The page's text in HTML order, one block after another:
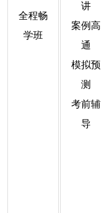
全程畅
学班
讲
案例高
通
模拟预
测
考前辅
导